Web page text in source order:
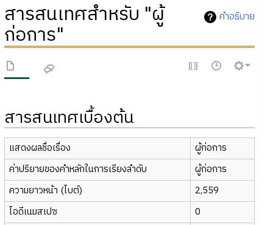
คำอธิบาย
สารสนเทศสำหรับ "ผู้
ก่อการ"
สารสนเทศเบื้องต้น
แสดงผลชื่อเรื่อง
ผู้ก่อการ
ค่าปริยายของคำหลักในการเรียงลำดับ
ผู้ก่อการ
ความยาวหน้า (ไบต์)
2,559
ไอดีเนมสเปซ
0